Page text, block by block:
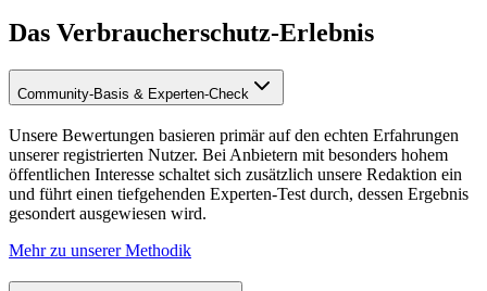
Das Verbraucherschutz-Erlebnis
Community-Basis & Experten-Check
Unsere Bewertungen basieren primär auf den echten Erfahrungen
unserer registrierten Nutzer. Bei Anbietern mit besonders hohem
öffentlichen Interesse schaltet sich zusätzlich unsere Redaktion ein
und führt einen tiefgehenden Experten-Test durch, dessen Ergebnis
gesondert ausgewiesen wird.
Mehr zu unserer Methodik